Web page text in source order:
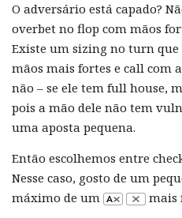
O adversário está capado?
overbet no flop com mãos
Existe um sizing no turn que
mãos mais fortes e call com
não – se ele tem full house,
pois a mão dele não tem
uma aposta pequena.
Então escolhemos entre
Nesse caso, gosto de um
máximo de um
mais